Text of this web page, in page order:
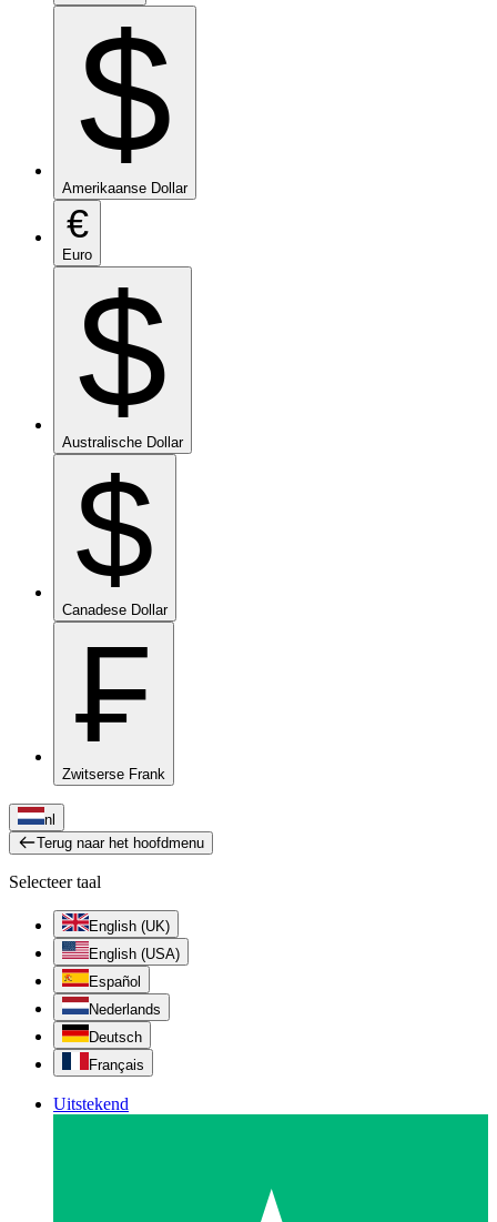
$
Amerikaanse Dollar
€
Euro
$
Australische Dollar
$
Canadese Dollar
₣
Zwitserse Frank
nl
Terug naar het hoofdmenu
Selecteer taal
English (UK)
English (USA)
Español
Nederlands
Deutsch
Français
Uitstekend